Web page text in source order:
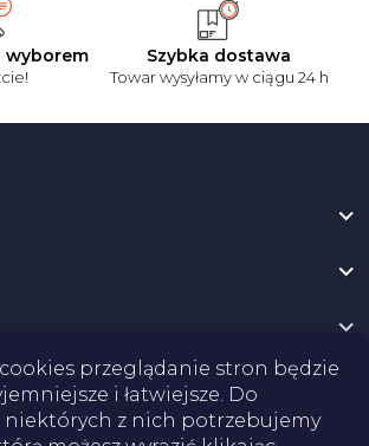
przeglądanie stron będzie
i łatwiejsze. Do
niektórych z nich potrzebujemy
wyborem Szybka dostawa
Towar wysyłamy w ciągu 24 h